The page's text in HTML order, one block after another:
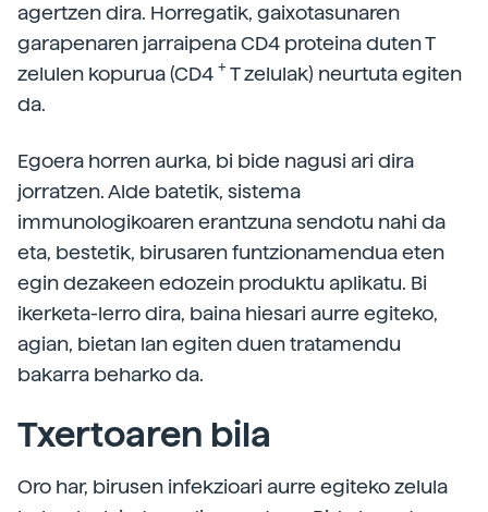
agertzen dira. Horregatik, gaixotasunaren
garapenaren jarraipena CD4 proteina duten T
zelulen kopurua (CD4 + T zelulak) neurtuta egiten
da.
Egoera horren aurka, bi bide nagusi ari dira
jorratzen. Alde batetik, sistema
immunologikoaren erantzuna sendotu nahi da
eta, bestetik, birusaren funtzionamendua eten
egin dezakeen edozein produktu aplikatu. Bi
ikerketa-lerro dira, baina hiesari aurre egiteko,
agian, bietan lan egiten duen tratamendu
bakarra beharko da.
Txertoaren bila
Oro har, birusen infekzioari aurre egiteko zelula